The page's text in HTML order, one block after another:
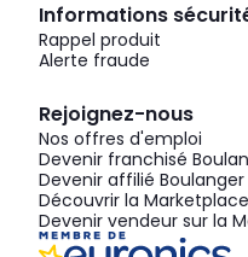
Informations
Rappel produit
Alerte fraude
Rejoignez-nous
Nos offres d'emploi
Devenir franchisé
Devenir affilié Boulanger
Découvrir la Marketplace
Devenir vendeur sur la